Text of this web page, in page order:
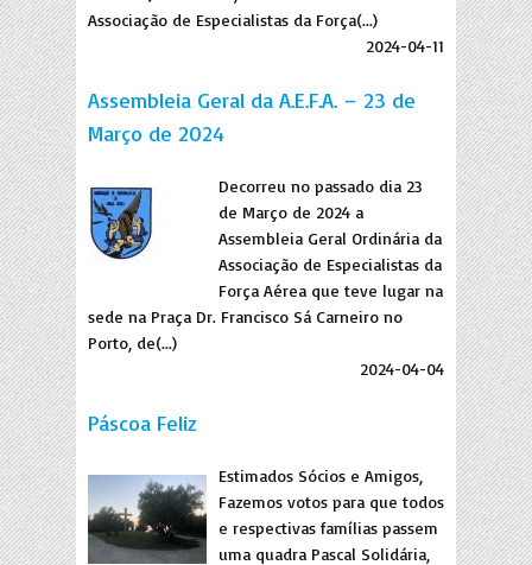
Associação de Especialistas da Força(...)
2024-04-11
Assembleia Geral da A.E.F.A. – 23 de
Março de 2024
Decorreu no passado dia 23
de Março de 2024 a
Assembleia Geral Ordinária da
Associação de Especialistas da
Força Aérea que teve lugar na
sede na Praça Dr. Francisco Sá Carneiro no
Porto, de(...)
2024-04-04
Páscoa Feliz
Estimados Sócios e Amigos,
Fazemos votos para que todos
e respectivas famílias passem
uma quadra Pascal Solidária,